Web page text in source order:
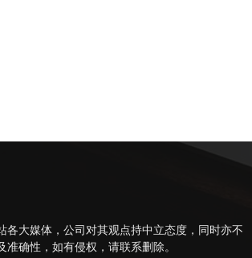
各大媒体，公司对其观点持中立态度，同时亦不
准确性，如有侵权，请联系删除。